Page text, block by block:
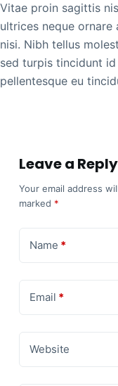
Vitae proin sagittis
ultrices neque ornare
nisi. Nibh tellus
sed turpis tincidunt
pellentesque eu
Leave a Reply
Your email address
marked *
Name *
Email *
Website